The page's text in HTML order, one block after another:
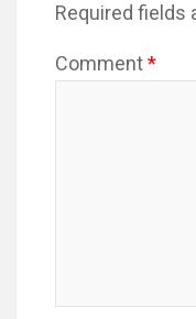
Required fields
Comment*